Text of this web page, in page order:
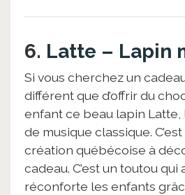
6. Latte – Lapin
Si vous cherchez un
différent que d’offrir du
enfant ce beau lapin Latte,
de musique classique.
création québécoise à
cadeau. C’est un toutou qui
réconforte les enfants